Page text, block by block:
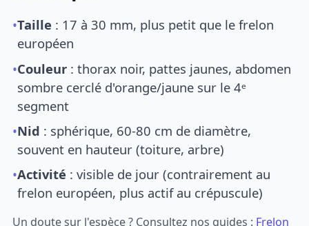
•Taille : 17 à 30 mm, plus petit que le frelon
européen
•Couleur : thorax noir, pattes jaunes, abdomen
sombre cerclé d'orange/jaune sur le 4ᵉ
segment
•Nid : sphérique, 60-80 cm de diamètre,
souvent en hauteur (toiture, arbre)
•Activité : visible de jour (contrairement au
frelon européen, plus actif au crépuscule)
Un doute sur l'espèce ? Consultez nos guides : Frelon